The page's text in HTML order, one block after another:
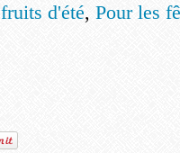
d'été, Pour les